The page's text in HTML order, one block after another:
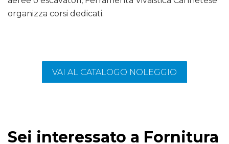
organizza corsi dedicati.
VAI AL CATALOGO NOLEGGIO
Sei interessato a Fornitura